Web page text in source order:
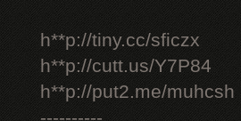
h**p://tiny.cc/sficzx
h**p://cutt.us/Y7P84
h**p://put2.me/muhcsh